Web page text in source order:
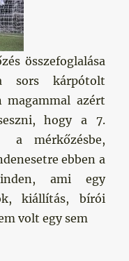
összefoglalása
sors kárpótolt
azért
hogy a 7.
a mérkőzésbe,
ebben a
ami egy
kiállítás, bírói
volt egy sem